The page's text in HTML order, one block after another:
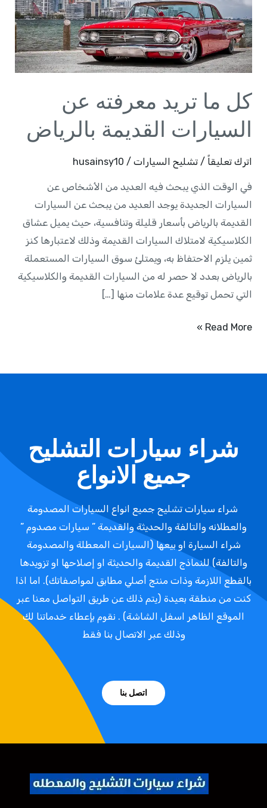
كل ما تريد معرفته عن
السيارات القديمة بالرياض
اترك تعليقاً /تشليح السيارات/
husainsy10
في الوقت الذي يبحث فيه العديد من الأشخاص عن
السيارات الجديدة يوجد العديد من يبحث عن السيارات
القديمة بالرياض بأسعار قليلة وتنافسية، حيث يميل عشاق
الكلاسيكية لامتلاك السيارات القديمة وذلك لاعتبارها كنز
ثمين يلزم الاحتفاظ به، ويمتلئ سوق السيارات المستعملة
بالرياض بعدد لا حصر له من السيارات القديمة والكلاسيكية
التي تحمل توقيع عدة علامات منها […]
عن
السيارات
القديمة
بالرياض
Read More »
شراء سيارات التشليح
جميع الانواع
شراء سيارات تشليح جميع انواع السيارات المصدومة
والعطلانه والتالفة والحديثة والقديمة ” سيارات مصدوم ”
شراء السيارة او بيعها (السيارات المعطلة والمصدومة
والتالفة) للنماذج القديمة والحديثة او إصلاحها او تزويدها
بالقطع اللازمة وذات منتج أصلي مطابق لمواصفاتك). اما اذا
كنت من منطقة بعيدة (يتم ذلك عن طريق التواصل معنا عبر
الموقع الظاهر اسفل الشاشة) . نقوم بإعطاء خدماتنا لك
وذلك عبر الاتصال بنا فقط
اتصل بنا